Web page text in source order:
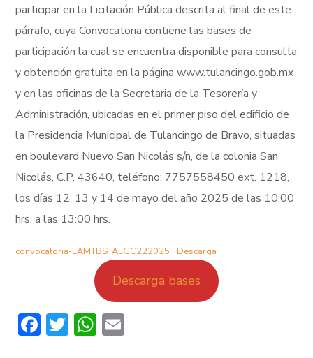
participar en la Licitación Pública descrita al final de este
párrafo, cuya Convocatoria contiene las bases de
participación la cual se encuentra disponible para consulta
y obtención gratuita en la página www.tulancingo.gob.mx
y en las oficinas de la Secretaria de la Tesorería y
Administración, ubicadas en el primer piso del edificio de
la Presidencia Municipal de Tulancingo de Bravo, situadas
en boulevard Nuevo San Nicolás s/n, de la colonia San
Nicolás, C.P. 43640, teléfono: 7757558450 ext. 1218,
los días 12, 13 y 14 de mayo del año 2025 de las 10:00
hrs. a las 13:00 hrs.
convocatoria-LAMTBSTALGC222025 Descarga
Descarga bases
Facebook
TwitterWhatsApp